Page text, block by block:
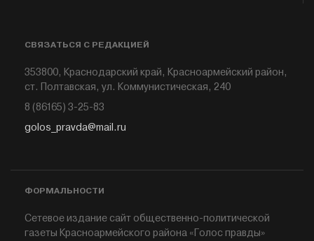
СВЯЗАТЬСЯ С РЕДАКЦИЕЙ
353800, Краснодарский край, Красноармейский район,
ст. Полтавская, ул. Коммунистическая, 240
8 (86165) 3-25-83
golos_pravda@mail.ru
ФОРМАЛЬНОСТИ
Сетевое издание сайт общественно-политической
газеты Красноармейского района «Голос правды»